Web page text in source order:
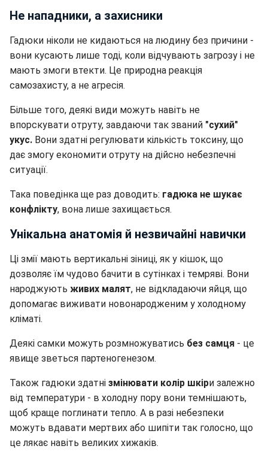
Не нападники, а захисники
Гадюки ніколи не кидаються на людину без причини -
вони кусають лише тоді, коли відчувають загрозу і не
мають змоги втекти. Це природна реакція
самозахисту, а не агресія.
Більше того, деякі види можуть навіть не
впорскувати отруту, завдаючи так званий "сухий"
укус. Вони здатні регулювати кількість токсину, що
дає змогу економити отруту на дійсно небезпечні
ситуації.
Така поведінка ще раз доводить: гадюка не шукає
конфлікту, вона лише захищається.
Унікальна анатомія й незвичайні навички
Ці змії мають вертикальні зіниці, як у кішок, що
дозволяє їм чудово бачити в сутінках і темряві. Вони
народжують живих малят, не відкладаючи яйця, що
допомагає виживати новонародженим у холодному
кліматі.
Деякі самки можуть розмножуватись без самця - це
явище зветься партеногенезом.
Також гадюки здатні змінювати колір шкіри залежно
від температури - в холодну пору вони темнішають,
щоб краще поглинати тепло. А в разі небезпеки
можуть вдавати мертвих або шипіти так голосно, що
це лякає навіть великих хижаків.